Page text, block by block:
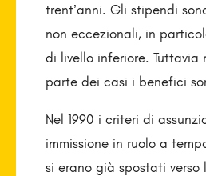
trent’anni. Gli stipendi
non eccezionali, in
di livello inferiore. Tuttavia
parte dei casi i benefici
Nel 1990 i criteri di
immissione in ruolo a
si erano già spostati